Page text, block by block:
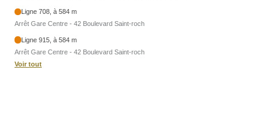
Ligne 708, à 584 m
Arrêt Gare Centre - 42 Boulevard Saint-roch
Ligne 915, à 584 m
Arrêt Gare Centre - 42 Boulevard Saint-roch
Voir tout